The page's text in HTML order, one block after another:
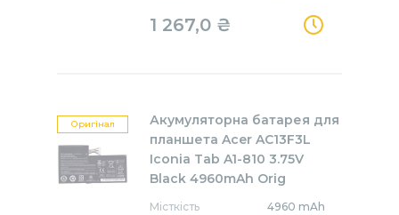
1 267,0 ₴
Оригінал
Акумуляторна батарея для
планшета Acer AC13F3L
Iconia Tab A1-810 3.75V
Black 4960mAh Orig
Місткість
4960 mAh